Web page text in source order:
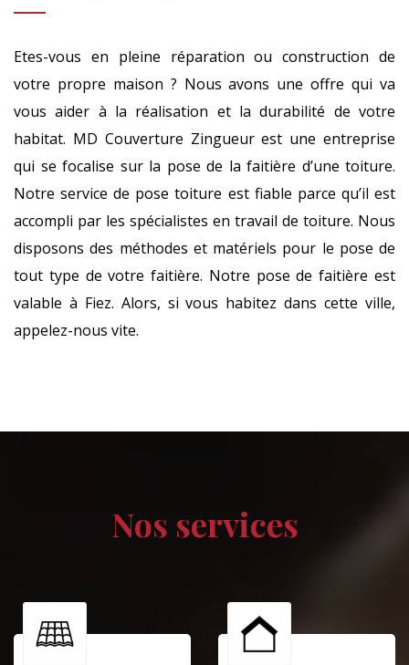
Etes-vous en pleine réparation ou construction de
votre propre maison ? Nous avons une offre qui va
vous aider à la réalisation et la durabilité de votre
habitat. MD Couverture Zingueur est une entreprise
qui se focalise sur la pose de la faitière d’une toiture.
Notre service de pose toiture est fiable parce qu’il est
accompli par les spécialistes en travail de toiture. Nous
disposons des méthodes et matériels pour le pose de
tout type de votre faitière. Notre pose de faitière est
valable à Fiez. Alors, si vous habitez dans cette ville,
appelez-nous vite.
Nos services